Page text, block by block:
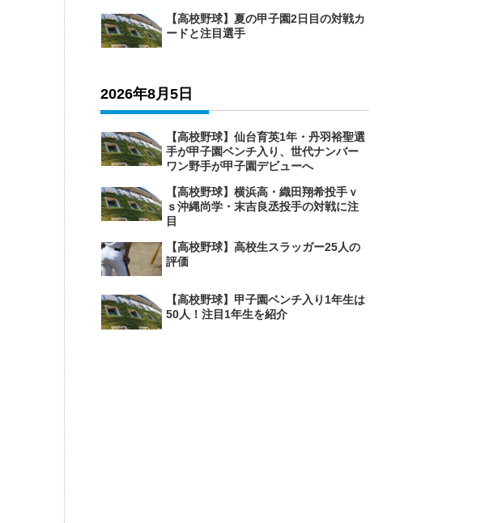
【高校野球】夏の甲子園2日目の対戦カ
ードと注目選手
2026年8月5日
【高校野球】仙台育英1年・丹羽裕聖選
手が甲子園ベンチ入り、世代ナンバー
ワン野手が甲子園デビューへ
【高校野球】横浜高・織田翔希投手ｖ
ｓ沖縄尚学・末吉良丞投手の対戦に注
目
【高校野球】高校生スラッガー25人の
評価
【高校野球】甲子園ベンチ入り1年生は
50人！注目1年生を紹介